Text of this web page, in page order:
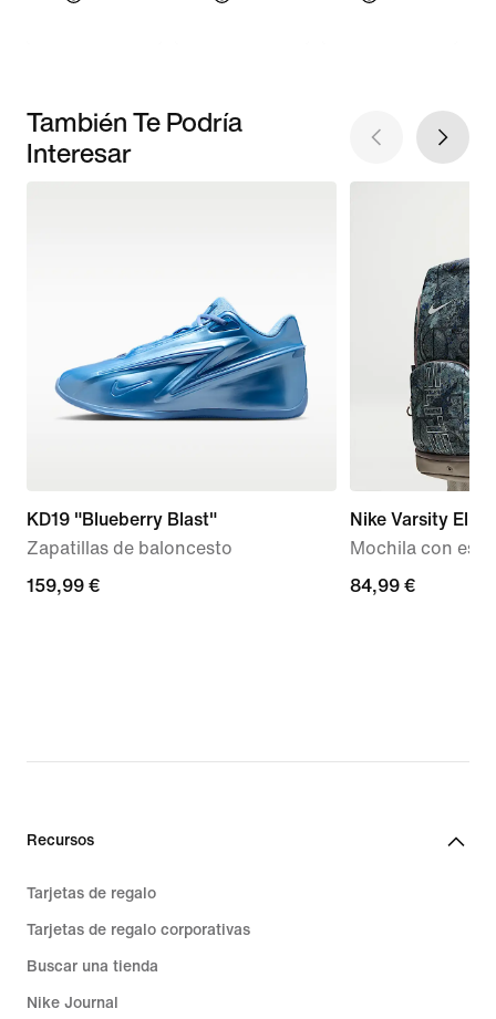
También Te Podría
Interesar
KD19 "Blueberry Blast"
Zapatillas de baloncesto
159,99 €
159,99 €
Nike Varsity Elite
Mochila con
84,99 €
84,99 €
Recursos
Tarjetas de regalo
Tarjetas de regalo corporativas
Buscar una tienda
Nike Journal